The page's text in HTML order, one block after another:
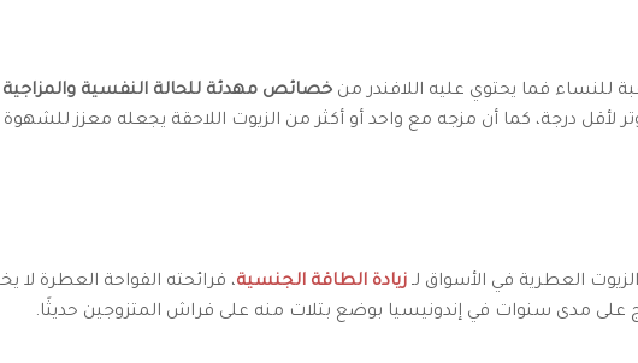
للنساء فما يحتوي عليه اللافندر من خصائص مهدئة للحالة النفسية والمزاجية
لأقل درجة، كما أن مزجه مع واحد أو أكثر من الزيوت اللاحقة يجعله معزز
العطرية في الأسواق لـ زيادة الطاقة الجنسية، فرائحته الفواحة العطرة
على مدى سنوات في إندونيسيا بوضع بتلات منه على فراش المتزوجين حديثًا.